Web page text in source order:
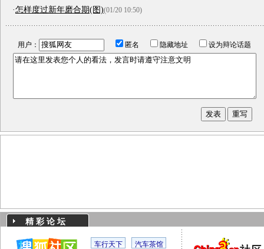
·怎样度过新年磨合期(图)(01/20 10:50)
用户： 匿名 隐藏地址 设为辩论话题
精 彩 论 坛
车行天下 汽车茶馆